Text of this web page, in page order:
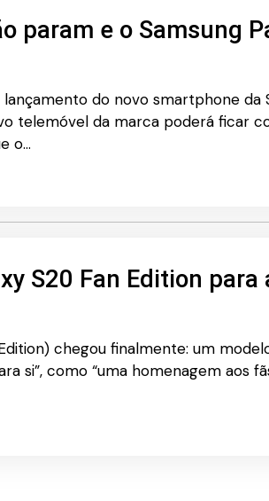
param e o Samsung
do novo smartphone da
telemóvel da marca poderá ficar
o…
S20 Fan Edition
chegou finalmente: um
si”, como “uma homenagem aos